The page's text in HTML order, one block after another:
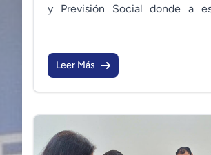
y Previsión Social donde a
Parque Central Luciano
ofrecer sus productos.
Leer Más